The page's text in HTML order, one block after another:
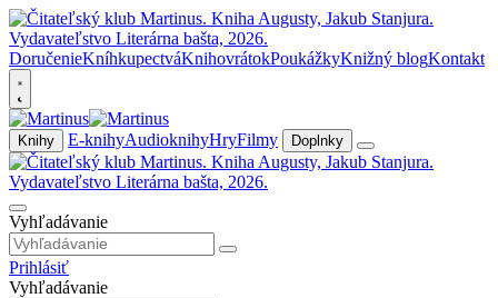
DoručenieKníhkupectváKnihovrátokPoukážkyKnižný blogKontakt
Knihy E-knihyAudioknihyHryFilmy Doplnky
Vyhľadávanie
Prihlásiť
Vyhľadávanie